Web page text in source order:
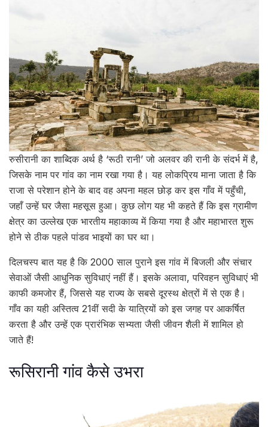
रुसीरानी का शाब्दिक अर्थ है ‘रूठी रानी’ जो अलवर की रानी के संदर्भ में है,
जिसके नाम पर गांव का नाम रखा गया है। यह लोकप्रिय माना जाता है कि
राजा से परेशान होने के बाद वह अपना महल छोड़ कर इस गाँव में पहुँची,
जहाँ उन्हें घर जैसा महसूस हुआ। कुछ लोग यह भी कहते हैं कि इस ग्रामीण
क्षेत्र का उल्लेख एक भारतीय महाकाव्य में किया गया है और महाभारत शुरू
होने से ठीक पहले पांडव भाइयों का घर था।
दिलचस्प बात यह है कि 2000 साल पुराने इस गांव में बिजली और संचार
सेवाओं जैसी आधुनिक सुविधाएं नहीं हैं। इसके अलावा, परिवहन सुविधाएं भी
काफी कमजोर हैं, जिससे यह राज्य के सबसे दूरस्थ क्षेत्रों में से एक है।
गाँव का यही अस्तित्व 21वीं सदी के यात्रियों को इस जगह पर आकर्षित
करता है और उन्हें एक प्रारंभिक सभ्यता जैसी जीवन शैली में शामिल हो
जाते हैं!
रूसिरानी गांव कैसे उभरा